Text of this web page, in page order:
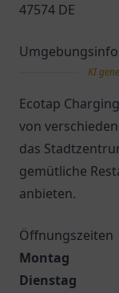
47574 DE
KI
Ecotap
von
das
gemütliche
anbieten.
Öffnungszeiten
Montag
Dienstag